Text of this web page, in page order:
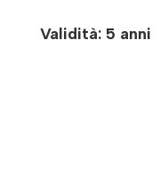
Validità: 5 anni